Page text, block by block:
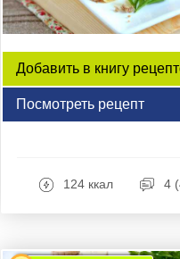
Добавить в книгу
Посмотреть рецепт
124 ккал 4